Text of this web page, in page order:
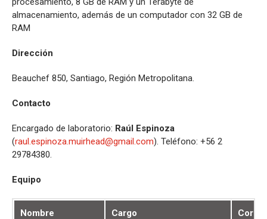
almacenamiento, además de un computador con 32 GB de
RAM
Dirección
Beauchef 850, Santiago, Región Metropolitana.
Contacto
Encargado de laboratorio: Raúl Espinoza
(raul.espinoza.muirhead@gmail.com). Teléfono: +56 2
29784380.
Equipo
Nombre Cargo Correo